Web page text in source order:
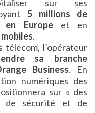
sur ses
5 millions de
en Europeet en
.
télecom, l’opérateur
sa branche
Business. En
numériques des
sur « des
de sécurité et de